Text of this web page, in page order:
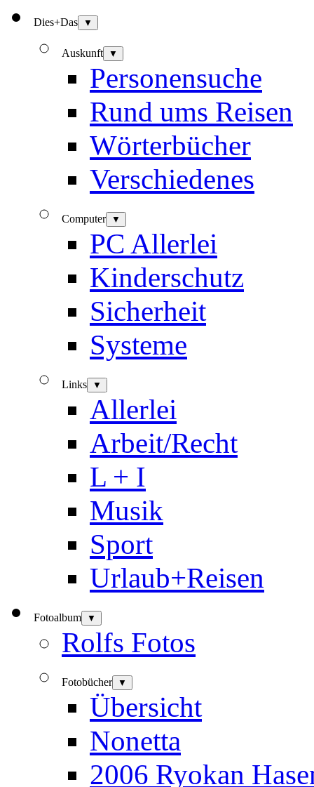
Dies+Das ▼
Auskunft ▼
Personensuche
Rund ums Reisen
Wörterbücher
Verschiedenes
Computer ▼
PC Allerlei
Kinderschutz
Sicherheit
Systeme
Links ▼
Allerlei
Arbeit/Recht
L + I
Musik
Sport
Urlaub+Reisen
Fotoalbum ▼
Rolfs Fotos
Fotobücher ▼
Übersicht
Nonetta
2006 Ryokan